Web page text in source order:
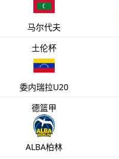
马尔代夫
土伦杯
委内瑞拉U20
德篮甲
ALBA柏林